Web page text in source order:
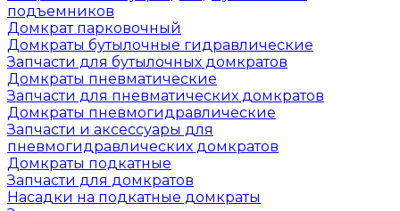
подъемников
Домкрат парковочный
Домкраты бутылочные гидравлические
Запчасти для бутылочных домкратов
Домкраты пневматические
Запчасти для пневматических домкратов
Домкраты пневмогидравлические
Запчасти и аксессуары для
пневмогидравлических домкратов
Домкраты подкатные
Запчасти для домкратов
Насадки на подкатные домкраты